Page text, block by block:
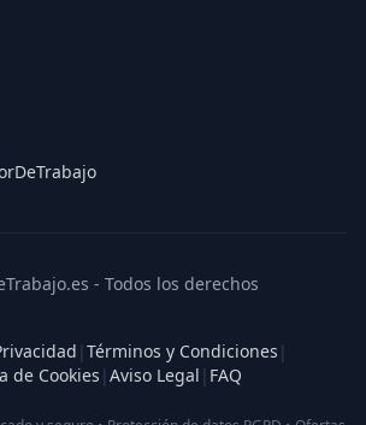
- Todos los derechos
| Términos y Condiciones |
de Cookies | Aviso Legal | FAQ